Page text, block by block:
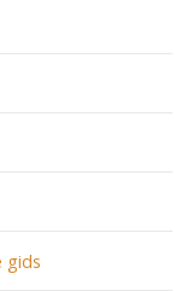
gids